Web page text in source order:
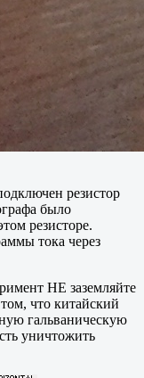
резистор
было
резисторе.
тока через
НЕ заземляйте
что китайский
гальваническую
уничтожить